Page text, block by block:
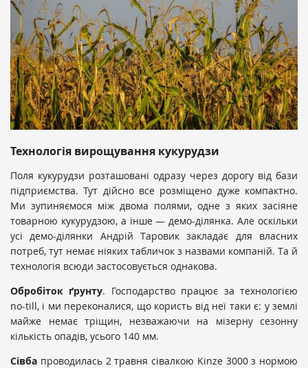
Технологія вирощування кукурудзи
Поля кукурудзи розташовані одразу через дорогу від бази
підприємства. Тут дійсно все розміщено дуже компактно.
Ми зупиняємося між двома полями, одне з яких засіяне
товарною кукурудзою, а інше — демо-ділянка. Але оскільки
усі демо-ділянки Андрій Таровик закладає для власних
потреб, тут немає ніяких табличок з назвами компаній. Та й
технологія всюди застосовується однакова.
Обробіток ґрунту. Господарство працює за технологією
no-till, і ми переконалися, що користь від неї таки є: у землі
майже немає тріщин, незважаючи на мізерну сезонну
кількість опадів, усього 140 мм.
Сівба проводилась 2 травня сівалкою Kinze 3000 з нормою